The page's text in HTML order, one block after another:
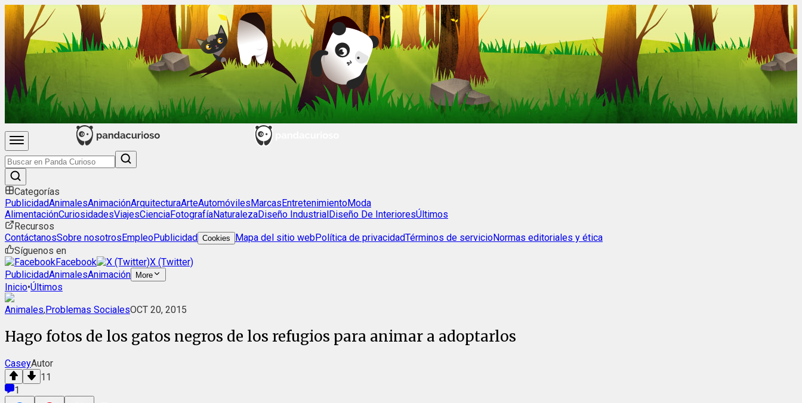
Categorías
PublicidadAnimalesAnimaciónArquitecturaArteAutomóvilesMarcasEntretenimientoModa
AlimentaciónCuriosidadesViajesCienciaFotografíaNaturalezaDiseño IndustrialDiseño De InterioresÚltimos
Recursos
ContáctanosSobre nosotrosEmpleoPublicidad Cookies Mapa del sitio webPolítica de privacidadTérminos de servicioNormas editoriales y ética
Síguenos en
Facebook
X (Twitter)
PublicidadAnimalesAnimación More
Inicio•Últimos
Animales,Problemas SocialesOCT 20, 2015
Hago fotos de los gatos negros de los refugios para animar a adoptarlos
CaseyAutor
11
1